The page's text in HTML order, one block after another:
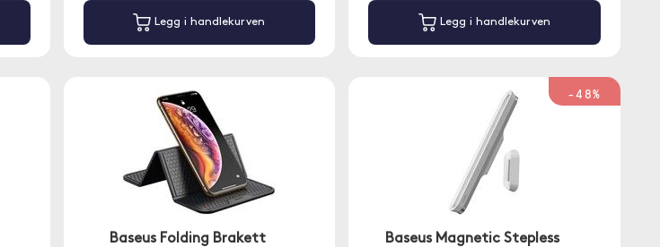
Legg i handlekurven Legg i handlekurven
Baseus Folding Brakett
-48%
Baseus Magnetic Stepless